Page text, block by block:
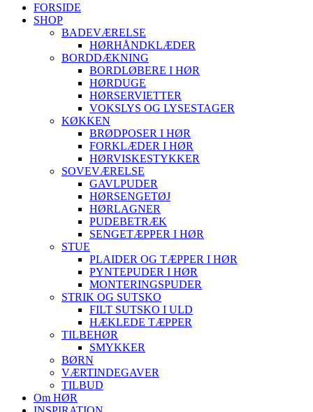
FORSIDE
SHOP
BADEVÆRELSE
HØRHÅNDKLÆDER
BORDDÆKNING
BORDLØBERE I HØR
HØRDUGE
HØRSERVIETTER
VOKSLYS OG LYSESTAGER
KØKKEN
BRØDPOSER I HØR
FORKLÆDER I HØR
HØRVISKESTYKKER
SOVEVÆRELSE
GAVLPUDER
HØRSENGETØJ
HØRLAGNER
PUDEBETRÆK
SENGETÆPPER I HØR
STUE
PLAIDER OG TÆPPER I HØR
PYNTEPUDER I HØR
MONTERINGSPUDER
STRIK OG SUTSKO
FILT SUTSKO I ULD
HÆKLEDE TÆPPER
TILBEHØR
SMYKKER
BØRN
VÆRTINDEGAVER
TILBUD
Om HØR